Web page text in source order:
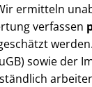
ermitteln
verfassen
sowie